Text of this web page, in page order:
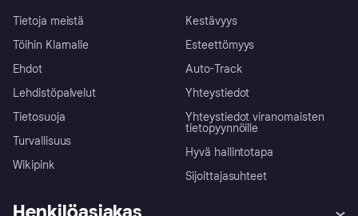
Tietoja meistä
Töihin Klarnalle
Ehdot
Lehdistöpalvelut
Tietosuoja
Turvallisuus
Wikipink
Kestävyys
Esteettömyys
Auto-Track
Yhteystiedot
Yhteystiedot viranomaisten
tietopyynnöille
Hyvä hallintotapa
Sijoittajasuhteet